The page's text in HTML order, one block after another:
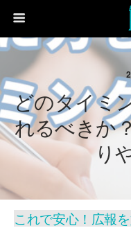
どのタイミ
れるべきか
り
これで安心！広報